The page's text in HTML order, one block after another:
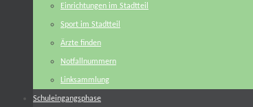
Einrichtungen im Stadtteil
Sport im Stadtteil
Ärzte finden
Notfallnummern
Linksammlung
Schuleingangsphase